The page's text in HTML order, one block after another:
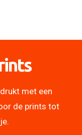
met een
de prints tot